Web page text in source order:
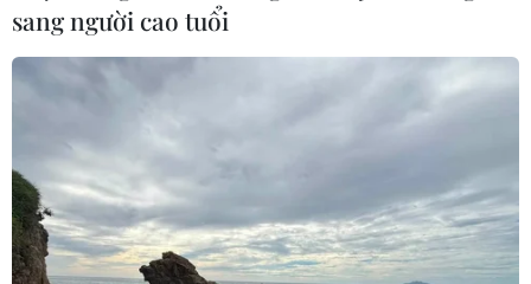
triển hiện đại, văn minh.
sang người cao tuổi